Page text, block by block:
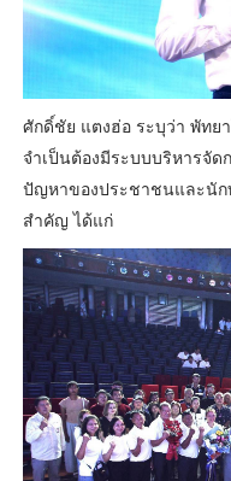
ศักดิ์ชัย แตงฮ่อ ระบุว่า พัทย
จำเป็นต้องมีระบบบริหารจัด
ปัญหาของประชาชนและนัก
สำคัญ ได้แก่